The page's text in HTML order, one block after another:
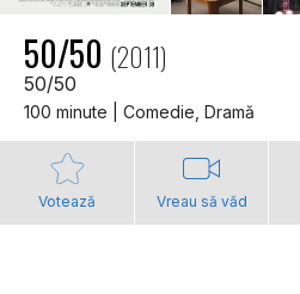
50/50 (2011)
50/50
100 minute | Comedie, Dramă
Votează Vreau să văd